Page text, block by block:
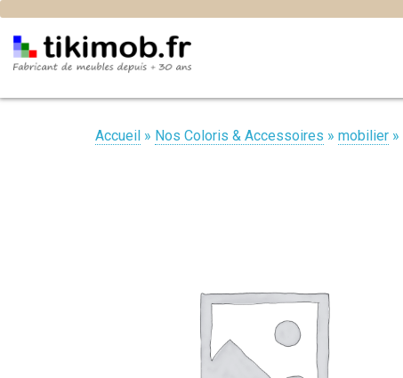
Accueil » Nos Coloris & Accessoires » mobilier »